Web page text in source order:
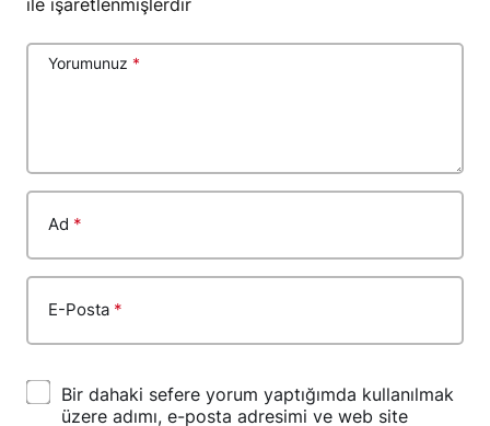
ile işaretlenmişlerdir
Yorumunuz *
Ad *
E-Posta *
Bir dahaki sefere yorum yaptığımda kullanılmak
üzere adımı, e-posta adresimi ve web site